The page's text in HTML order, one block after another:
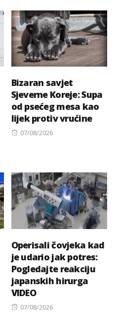
Bizaran savjet
Sjeverne Koreje: Supa
od psećeg mesa kao
lijek protiv vrućine
Posted
07/08/2026
Operisali čovjeka kad
je udario jak potres:
Pogledajte reakciju
japanskih hirurga
VIDEO
Posted
07/08/2026